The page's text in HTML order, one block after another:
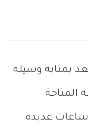
بمثابه وسيله
المتاحة
عديده